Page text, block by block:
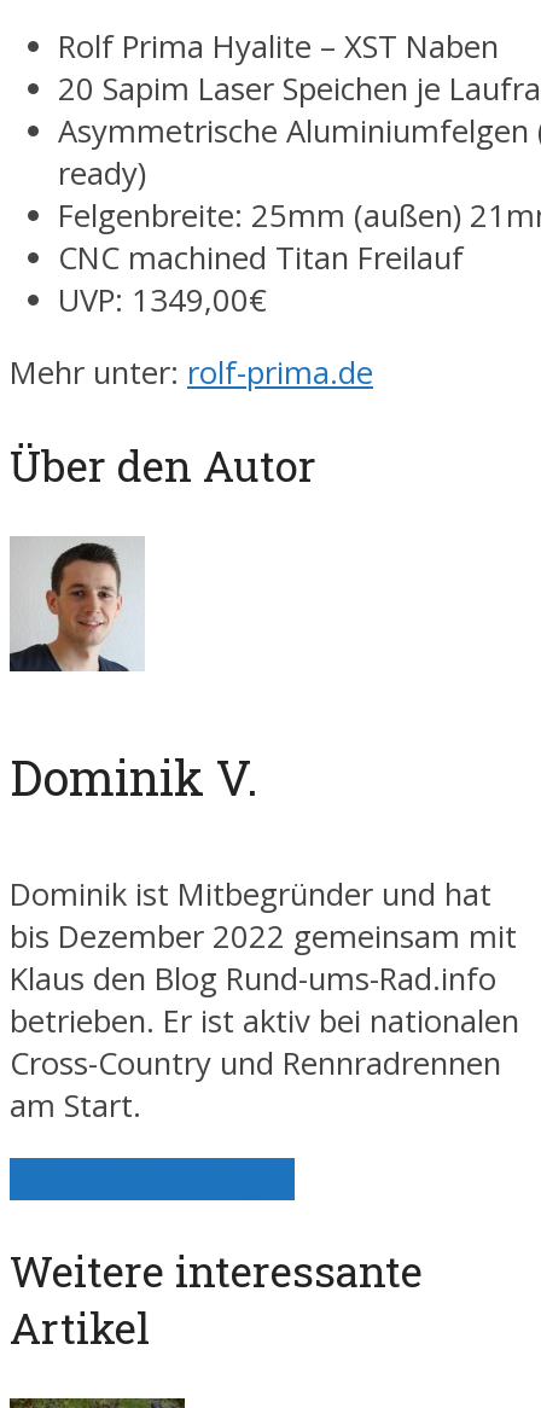
Rolf Prima Hyalite – XST Naben
20 Sapim Laser Speichen je
Asymmetrische Aluminiumfelgen
ready)
Felgenbreite: 25mm (außen)
CNC machined Titan Freilauf
UVP: 1349,00€
Mehr unter: rolf-prima.de
Über den Autor
Dominik V.
Dominik ist Mitbegründer und hat
bis Dezember 2022 gemeinsam mit
Klaus den Blog Rund-ums-Rad.info
betrieben. Er ist aktiv bei nationalen
Cross-Country und Rennradrennen
am Start.
Weitere interessante
Artikel